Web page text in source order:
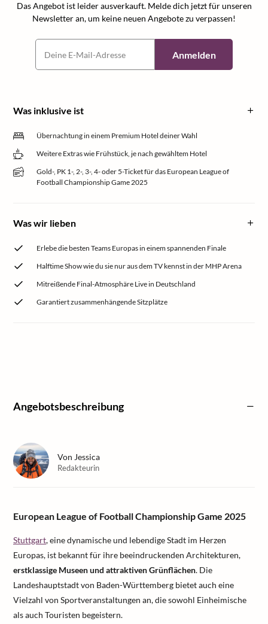
Das Angebot ist leider ausverkauft. Melde dich jetzt für unseren
Newsletter an, um keine neuen Angebote zu verpassen!
Anmelden
Was inklusive ist
Übernachtung in einem Premium Hotel deiner Wahl
Weitere Extras wie Frühstück, je nach gewähltem Hotel
Gold-, PK 1-, 2-, 3-, 4- oder 5-Ticket für das European League of
Football Championship Game 2025
Was wir lieben
Erlebe die besten Teams Europas in einem spannenden Finale
Halftime Show wie du sie nur aus dem TV kennst in der MHP Arena
Mitreißende Final-Atmosphäre Live in Deutschland
Garantiert zusammenhängende Sitzplätze
Angebotsbeschreibung
European League of Football Championship Game 2025
Stuttgart, eine dynamische und lebendige Stadt im Herzen
Europas, ist bekannt für ihre beeindruckenden Architekturen,
erstklassige Museen und attraktiven Grünflächen. Die
Landeshauptstadt von Baden-Württemberg bietet auch eine
Vielzahl von Sportveranstaltungen an, die sowohl Einheimische
als auch Touristen begeistern.
Von Jessica
Redakteurin